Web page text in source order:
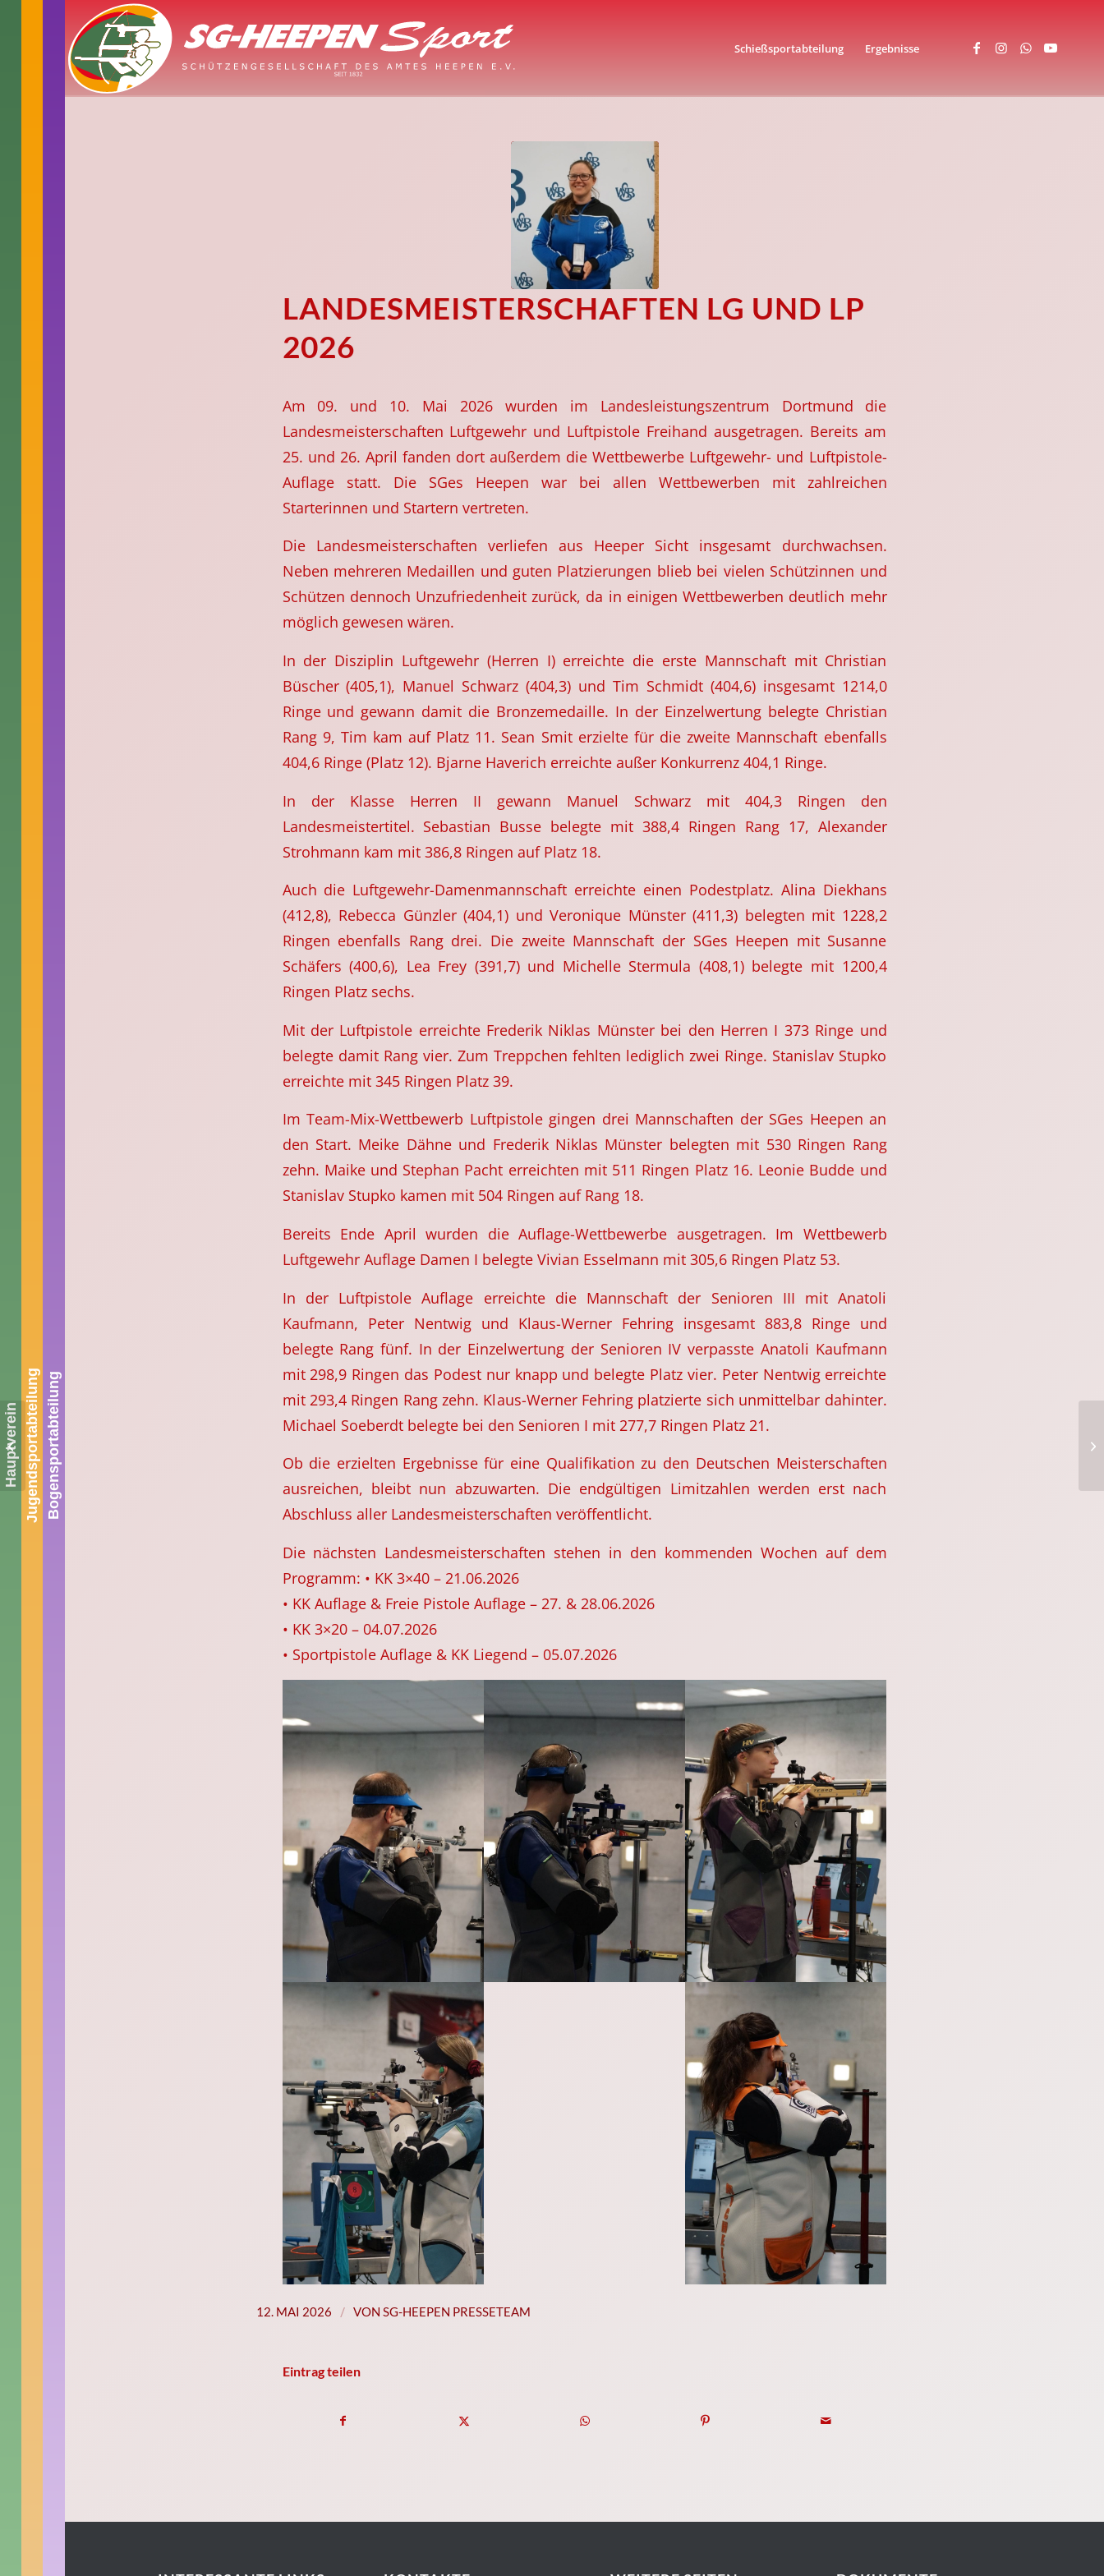
HauptvereinJugendsportabteilungBogensportabteilung
Schießsportabteilung Ergebnisse
LANDESMEISTERSCHAFTEN LG UND LP
2026
Am 09. und 10. Mai 2026 wurden im Landesleistungszentrum Dortmund die
Landesmeisterschaften Luftgewehr und Luftpistole Freihand ausgetragen. Bereits am
25. und 26. April fanden dort außerdem die Wettbewerbe Luftgewehr- und Luftpistole-
Auflage statt. Die SGes Heepen war bei allen Wettbewerben mit zahlreichen
Starterinnen und Startern vertreten.
Die Landesmeisterschaften verliefen aus Heeper Sicht insgesamt durchwachsen.
Neben mehreren Medaillen und guten Platzierungen blieb bei vielen Schützinnen und
Schützen dennoch Unzufriedenheit zurück, da in einigen Wettbewerben deutlich mehr
möglich gewesen wären.
In der Disziplin Luftgewehr (Herren I) erreichte die erste Mannschaft mit Christian
Büscher (405,1), Manuel Schwarz (404,3) und Tim Schmidt (404,6) insgesamt 1214,0
Ringe und gewann damit die Bronzemedaille. In der Einzelwertung belegte Christian
Rang 9, Tim kam auf Platz 11. Sean Smit erzielte für die zweite Mannschaft ebenfalls
404,6 Ringe (Platz 12). Bjarne Haverich erreichte außer Konkurrenz 404,1 Ringe.
In der Klasse Herren II gewann Manuel Schwarz mit 404,3 Ringen den
Landesmeistertitel. Sebastian Busse belegte mit 388,4 Ringen Rang 17, Alexander
Strohmann kam mit 386,8 Ringen auf Platz 18.
Auch die Luftgewehr-Damenmannschaft erreichte einen Podestplatz. Alina Diekhans
(412,8), Rebecca Günzler (404,1) und Veronique Münster (411,3) belegten mit 1228,2
Ringen ebenfalls Rang drei. Die zweite Mannschaft der SGes Heepen mit Susanne
Schäfers (400,6), Lea Frey (391,7) und Michelle Stermula (408,1) belegte mit 1200,4
Ringen Platz sechs.
Mit der Luftpistole erreichte Frederik Niklas Münster bei den Herren I 373 Ringe und
belegte damit Rang vier. Zum Treppchen fehlten lediglich zwei Ringe. Stanislav Stupko
erreichte mit 345 Ringen Platz 39.
Im Team-Mix-Wettbewerb Luftpistole gingen drei Mannschaften der SGes Heepen an
den Start. Meike Dähne und Frederik Niklas Münster belegten mit 530 Ringen Rang
zehn. Maike und Stephan Pacht erreichten mit 511 Ringen Platz 16. Leonie Budde und
Stanislav Stupko kamen mit 504 Ringen auf Rang 18.
Bereits Ende April wurden die Auflage-Wettbewerbe ausgetragen. Im Wettbewerb
Luftgewehr Auflage Damen I belegte Vivian Esselmann mit 305,6 Ringen Platz 53.
In der Luftpistole Auflage erreichte die Mannschaft der Senioren III mit Anatoli
Kaufmann, Peter Nentwig und Klaus-Werner Fehring insgesamt 883,8 Ringe und
belegte Rang fünf. In der Einzelwertung der Senioren IV verpasste Anatoli Kaufmann
mit 298,9 Ringen das Podest nur knapp und belegte Platz vier. Peter Nentwig erreichte
mit 293,4 Ringen Rang zehn. Klaus-Werner Fehring platzierte sich unmittelbar dahinter.
Michael Soeberdt belegte bei den Senioren I mit 277,7 Ringen Platz 21.
Ob die erzielten Ergebnisse für eine Qualifikation zu den Deutschen Meisterschaften
ausreichen, bleibt nun abzuwarten. Die endgültigen Limitzahlen werden erst nach
Abschluss aller Landesmeisterschaften veröffentlicht.
Die nächsten Landesmeisterschaften stehen in den kommenden Wochen auf dem
Programm: • KK 3×40 – 21.06.2026
• KK Auflage & Freie Pistole Auflage – 27. & 28.06.2026
• KK 3×20 – 04.07.2026
• Sportpistole Auflage & KK Liegend – 05.07.2026
12. MAI 2026 / VON SG-HEEPEN PRESSETEAM
Eintrag teilen
Sportehrung der Stadt
Bielefeld 2025 – SG
Heepen erneut stark
vertreten